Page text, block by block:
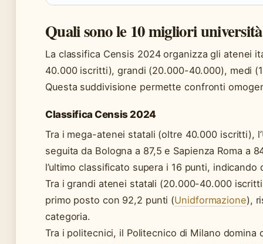
Quali sono le 10 migliori
La classifica Censis 2024 organizza gli atenei
40.000 iscritti), grandi (20.000-40.000), medi
Questa suddivisione permette confronti
Classifica Censis 2024
Tra i mega-atenei statali (oltre 40.000 iscritti),
seguita da Bologna a 87,5 e Sapienza Roma a
l’ultimo classificato supera i 16 punti,
Tra i grandi atenei statali (20.000-40.000
primo posto con 92,2 punti (Unidformazione),
categoria.
Tra i politecnici, il Politecnico di Milano